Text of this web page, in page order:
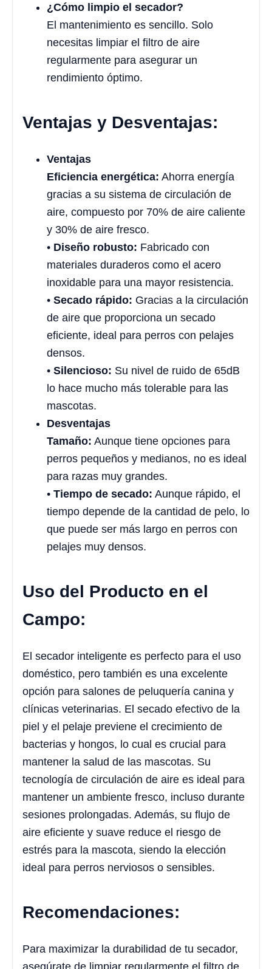
¿Cómo limpio el secador?
El mantenimiento es sencillo. Solo
necesitas limpiar el filtro de aire
regularmente para asegurar un
rendimiento óptimo.
Ventajas y Desventajas:
Ventajas
Eficiencia energética: Ahorra energía
gracias a su sistema de circulación de
aire, compuesto por 70% de aire caliente
y 30% de aire fresco.
• Diseño robusto: Fabricado con
materiales duraderos como el acero
inoxidable para una mayor resistencia.
• Secado rápido: Gracias a la circulación
de aire que proporciona un secado
eficiente, ideal para perros con pelajes
densos.
• Silencioso: Su nivel de ruido de 65dB
lo hace mucho más tolerable para las
mascotas.
Desventajas
Tamaño: Aunque tiene opciones para
perros pequeños y medianos, no es ideal
para razas muy grandes.
• Tiempo de secado: Aunque rápido, el
tiempo depende de la cantidad de pelo, lo
que puede ser más largo en perros con
pelajes muy densos.
Uso del Producto en el
Campo:
El secador inteligente es perfecto para el uso
doméstico, pero también es una excelente
opción para salones de peluquería canina y
clínicas veterinarias. El secado efectivo de la
piel y el pelaje previene el crecimiento de
bacterias y hongos, lo cual es crucial para
mantener la salud de las mascotas. Su
tecnología de circulación de aire es ideal para
mantener un ambiente fresco, incluso durante
sesiones prolongadas. Además, su flujo de
aire eficiente y suave reduce el riesgo de
estrés para la mascota, siendo la elección
ideal para perros nerviosos o sensibles.
Recomendaciones:
Para maximizar la durabilidad de tu secador,